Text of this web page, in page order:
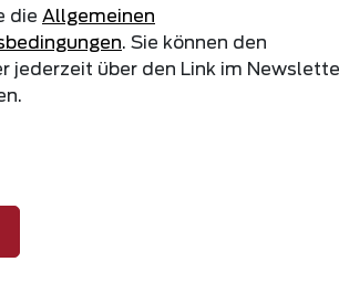
die Allgemeinen
. Sie können den
jederzeit über den Link im